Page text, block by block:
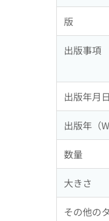
版
出版事項
出版年月
出版年（
数量
大きさ
その他の